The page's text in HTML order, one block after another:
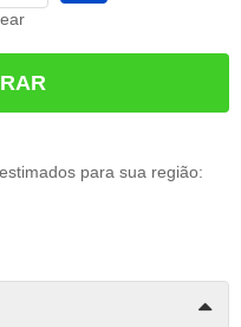
para sua região: